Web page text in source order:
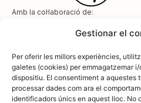
Gestionar el
Per oferir les millors experiències,
galetes (cookies) per emmagatzemar
dispositiu. El consentiment a aquestes
processar dades com ara el
identificadors únics en aquest lloc. No
Amb la col·laboració de:
Amb el